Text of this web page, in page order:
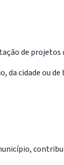
de
da cidade ou de